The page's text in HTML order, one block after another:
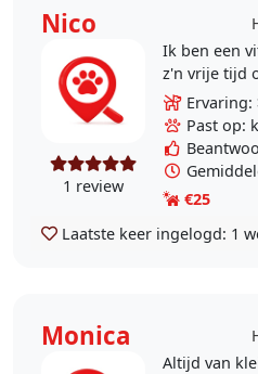
Nico
1 review
Ik ben een
z'n vrije tijd
groot) wil
en wil
een..
Ervaring:
Past op:
€25
Laatste keer ingelogd: 1
Monica
Altijd van